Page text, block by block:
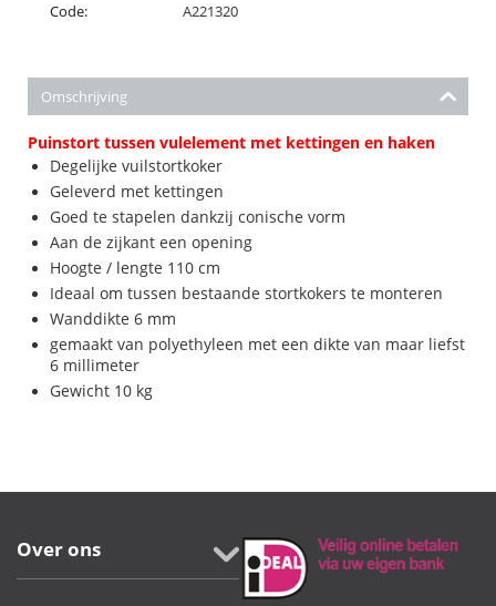
Code: A221320
Omschrijving
Puinstort tussen vulelement met kettingen en haken
Degelijke vuilstortkoker
Geleverd met kettingen
Goed te stapelen dankzij conische vorm
Aan de zijkant een opening
Hoogte / lengte 110 cm
Ideaal om tussen bestaande stortkokers te monteren
Wanddikte 6 mm
gemaakt van polyethyleen met een dikte van maar liefst
6 millimeter
Gewicht 10 kg
Over ons